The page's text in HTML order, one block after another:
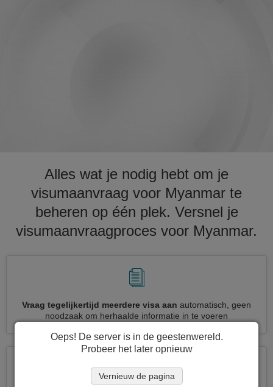
Alles wat je nodig hebt om je
visumaanvraag voor Myanmar te
beheren op één plek. Versnel je
visumaanvraagproces voor Myanmar.
Vraag tegelijkertijd meerdere visa aan automatisch, geen
noodzaak om herhaalde informatie in te voeren
Oeps! De server is in de geestenwereld.
Probeer het later opnieuw
Vernieuw de pagina